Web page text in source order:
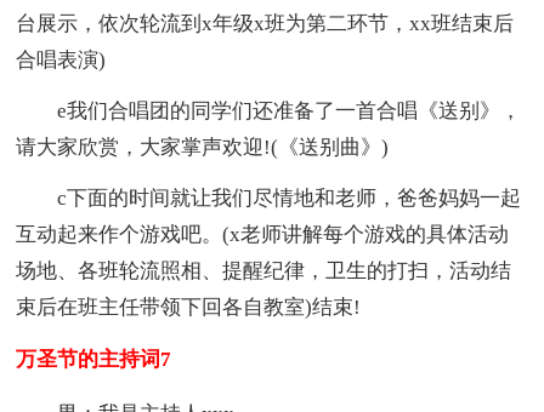
台展示，依次轮流到x年级x班为第二环节，xx班结束后
合唱表演)
e我们合唱团的同学们还准备了一首合唱《送别》，
请大家欣赏，大家掌声欢迎!(《送别曲》)
c下面的时间就让我们尽情地和老师，爸爸妈妈一起
互动起来作个游戏吧。(x老师讲解每个游戏的具体活动
场地、各班轮流照相、提醒纪律，卫生的打扫，活动结
束后在班主任带领下回各自教室)结束!
万圣节的主持词7